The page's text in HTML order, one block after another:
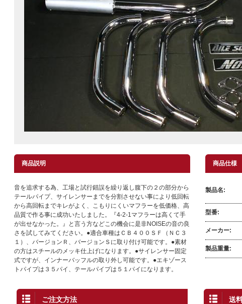
商品説明
音を追求する為、工場と試行錯誤を繰り返し腹下の２の部分から
テールパイプ、サイレンサーまでを分割させない事により低回転
から高回転までキレがよく、こもりにくいマフラーを低価格、高
品質で作る事に成功いたしました。『4-2-1マフラーは高くて手
が出せなかった。』と言う方などこの機会に是非NOISEの音の良
さを試してみてください。●適合車種はＣＢ４００ＳＦ（ＮＣ３
１）、バージョンＲ、バージョンＳに取り付け可能です。●素材
の方はスチールのメッキ仕上げになります。●サイレンサー固定
式ですが、インナーバッフルの取り外し可能です。●エキゾース
トパイプは３５パイ、テールパイプは５１パイになります。
商品仕様
製品名:
型番:
メーカー:
製品重量:
ご注文方法 送